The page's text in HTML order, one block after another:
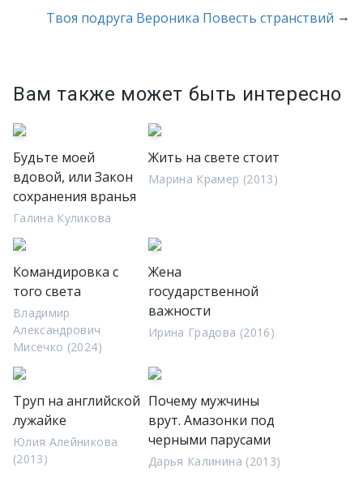
Твоя подруга Вероника Повесть странствий →
Вам также может быть интересно
Будьте моей
вдовой, или Закон
сохранения вранья
Галина Куликова
Жить на свете стоит
Марина Крамер (2013)
Командировка с
того света
Владимир
Александрович
Мисечко (2024)
Жена
государственной
важности
Ирина Градова (2016)
Труп на английской
лужайке
Юлия Алейникова
(2013)
Почему мужчины
врут. Амазонки под
черными парусами
Дарья Калинина (2013)